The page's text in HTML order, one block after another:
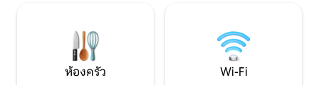
ทั้งปี 🐾 เหมาะสำหรับสัตว์เลี้ยง พร้อมทาง
เข้าส่วนตัว — ที่พักทั้งหลังเป็นของคุณ 🍽️
เดินไปยังถนนมิสซิสซิปปี วิลเลียมส์ และ OX
ที่จอดรถริมถนนฟรี
อยู่ใจกลางทุกอย่า
ห้องครัว Wi-Fi